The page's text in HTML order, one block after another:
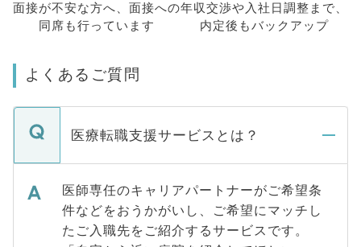
面接が不安な方へ、 面接への
同席も行っています
年収交渉や入社日調整まで、
内定後もバックアップ
よくあるご質問
医療転職支援サービスとは？
医師専任のキャリアパートナーがご希望条
件などをおうかがいし、ご希望にマッチし
たご入職先をご紹介するサービスです。